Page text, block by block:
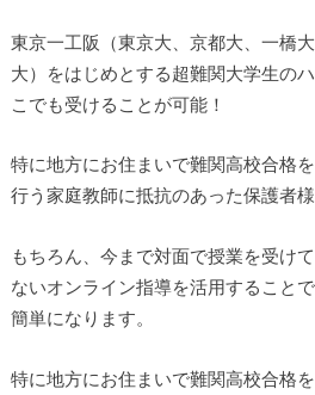
東京一工阪（東京大、京都大、一橋
大）をはじめとする超難関大学生の
こでも受けることが可能！
特に地方にお住まいで難関高校合格
行う家庭教師に抵抗のあった保護者
もちろん、今まで対面で授業を受け
ないオンライン指導を活用すること
簡単になります。
特に地方にお住まいで難関高校合格